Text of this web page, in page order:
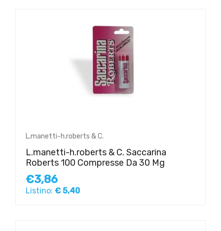
L.manetti-h.roberts & C.
L.manetti-h.roberts & C. Saccarina
Roberts 100 Compresse Da 30 Mg
€3,86
Listino: € 5,40